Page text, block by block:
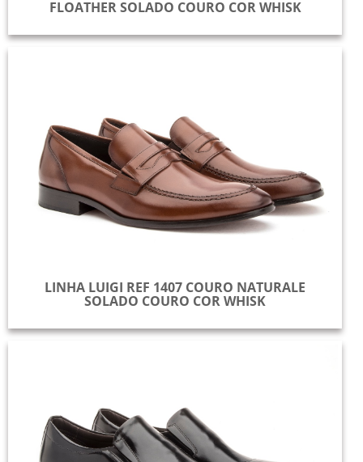
FLOATHER SOLADO COURO COR WHISK
LINHA LUIGI REF 1407 COURO NATURALE
SOLADO COURO COR WHISK